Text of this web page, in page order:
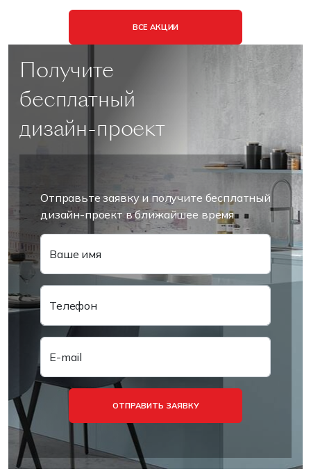
ВСЕ АКЦИИ
Получите
бесплатный
дизайн-проект
Отправьте заявку и получите бесплатный
дизайн-проект в ближайшее время
Ваше имя
Телефон
E-mail
ОТПРАВИТЬ ЗАЯВКУ